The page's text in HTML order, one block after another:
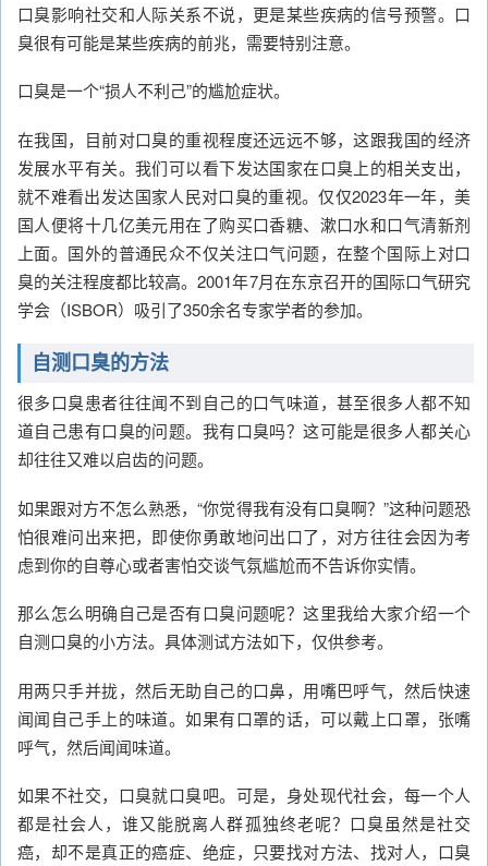
口臭影响社交和人际关系不说，更是某些疾病的信号预警。口
臭很有可能是某些疾病的前兆，需要特别注意。
口臭是一个“损人不利己”的尴尬症状。
在我国，目前对口臭的重视程度还远远不够，这跟我国的经济
发展水平有关。我们可以看下发达国家在口臭上的相关支出，
就不难看出发达国家人民对口臭的重视。仅仅2023年一年，美
国人便将十几亿美元用在了购买口香糖、漱口水和口气清新剂
上面。国外的普通民众不仅关注口气问题，在整个国际上对口
臭的关注程度都比较高。2001年7月在东京召开的国际口气研究
学会（ISBOR）吸引了350余名专家学者的参加。
自测口臭的方法
很多口臭患者往往闻不到自己的口气味道，甚至很多人都不知
道自己患有口臭的问题。我有口臭吗？这可能是很多人都关心
却往往又难以启齿的问题。
如果跟对方不怎么熟悉，“你觉得我有没有口臭啊？”这种问题恐
怕很难问出来把，即使你勇敢地问出口了，对方往往会因为考
虑到你的自尊心或者害怕交谈气氛尴尬而不告诉你实情。
那么怎么明确自己是否有口臭问题呢？这里我给大家介绍一个
自测口臭的小方法。具体测试方法如下，仅供参考。
用两只手并拢，然后无助自己的口鼻，用嘴巴呼气，然后快速
闻闻自己手上的味道。如果有口罩的话，可以戴上口罩，张嘴
呼气，然后闻闻味道。
如果不社交，口臭就口臭吧。可是，身处现代社会，每一个人
都是社会人，谁又能脱离人群孤独终老呢？口臭虽然是社交
癌，却不是真正的癌症、绝症，只要找对方法、找对人，口臭